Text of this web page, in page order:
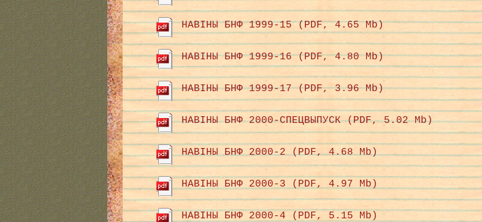
НАВІНЫ БНФ 1999-15 (PDF, 4.65 Mb)
НАВІНЫ БНФ 1999-16 (PDF, 4.80 Mb)
НАВІНЫ БНФ 1999-17 (PDF, 3.96 Mb)
НАВІНЫ БНФ 2000-СПЕЦВЫПУСК (PDF, 5.02 Mb)
НАВІНЫ БНФ 2000-2 (PDF, 4.68 Mb)
НАВІНЫ БНФ 2000-3 (PDF, 4.97 Mb)
НАВІНЫ БНФ 2000-4 (PDF, 5.15 Mb)